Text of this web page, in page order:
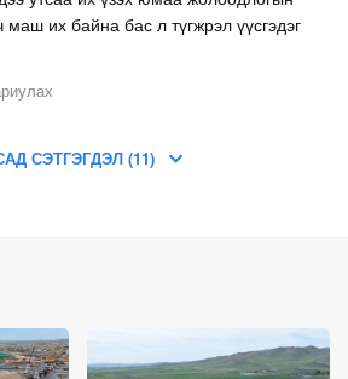
их байна бас л түгжрэл үүсгэдэг
СЭТГЭГДЭЛ (11)